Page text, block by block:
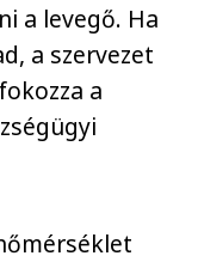
a levegő. Ha
a szervezet
a